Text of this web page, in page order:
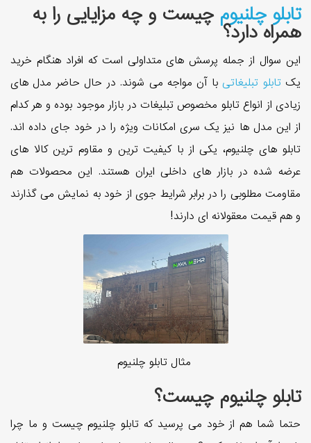
تابلو چلنیوم چیست و چه مزایایی را به
همراه دارد؟
این سوال از جمله پرسش های متداولی است که افراد هنگام خرید
یک تابلو تبلیغاتی با آن مواجه می شوند. در حال حاضر مدل های
زیادی از انواع تابلو مخصوص تبلیغات در بازار موجود بوده و هر کدام
از این مدل ها نیز یک سری امکانات ویژه را در خود جای داده اند.
تابلو های چلنیوم، یکی از با کیفیت ترین و مقاوم ترین کالا های
عرضه شده در بازار های داخلی ایران هستند. این محصولات هم
مقاومت مطلوبی را در برابر شرایط جوی از خود به نمایش می گذارند
و هم قیمت معقولانه ای دارند!
مثال تابلو چلنیوم
تابلو چلنیوم چیست؟
حتما شما هم از خود می پرسید که تابلو چلنیوم چیست و ما چرا